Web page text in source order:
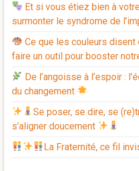
Et si vous étiez bien à
surmonter le syndrome de
Ce que les couleurs disent
faire un outil pour booster
De l’angoisse à l’espoir :
du changement
Se poser, se dire, se
s’aligner doucement
La Fraternité, ce fil